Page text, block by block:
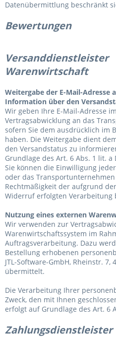
Datenübermittlung beschränkt
Bewertungen
Warenwirtschaft
Weitergabe der E-Mail-Adresse
Information über den
Wir geben Ihre E-Mail-Adresse
Vertragsabwicklung an das
sofern Sie dem ausdrücklich im
haben. Die Weitergabe dient
den Versandstatus zu
Grundlage des Art. 6 Abs. 1 lit.
Sie können die Einwilligung
oder das
Rechtmäßigkeit der aufgrund
Widerruf erfolgten Verarbeitung
Nutzung eines externen
Wir verwenden zur
Warenwirtschaftssystem im
Auftragsverarbeitung. Dazu
Bestellung erhobenen
JTL-Software-GmbH, Rheinstr. 7,
übermittelt.
Die Verarbeitung Ihrer
Zweck, den mit Ihnen
erfolgt auf Grundlage des Art. 6